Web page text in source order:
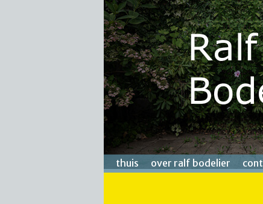
thuis over ralf bodelier